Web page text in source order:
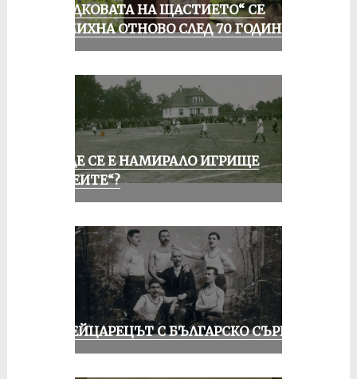
„ПОДКОВАТА НА ЩАСТИЕТО“ СЕ
УСМИХНА ОТНОВО СЛЕД 70 ГОДИНИ
КЪДЕ СЕ Е НАМИРАЛО ИГРИЩЕ
„АЛЕИТЕ“?
ШВЕЙЦАРЕЦЪТ С БЪЛГАРСКО СЪРЦЕ